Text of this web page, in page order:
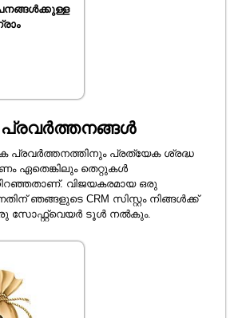
പ്രവർത്തനങ്ങൾ
പ്രവർത്തനത്തിനും പ്രത്യേക ശ്രദ്ധ
ഏതെങ്കിലും തെറ്റുകൾ
വിജയകരമായ ഒരു
ഞങ്ങളുടെ CRM സിസ്റ്റം നിങ്ങൾക്ക്
സോഫ്റ്റ്‌വെയർ ടൂൾ നൽകും.